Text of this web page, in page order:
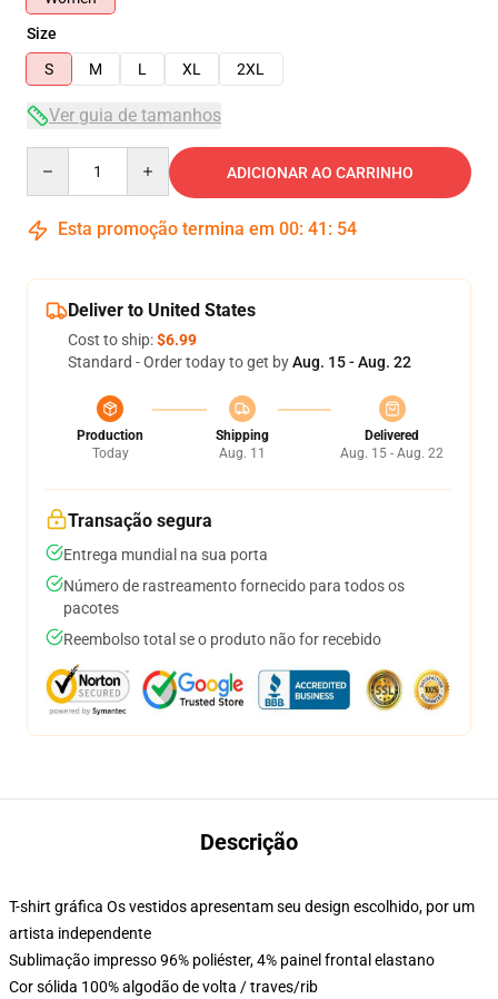
Size
S
M L XL 2XL
Ver guia de tamanhos
ADICIONAR AO CARRINHO
Esta promoção termina em 00: 41 : 54
Deliver to United States
Cost to ship:$6.99
Standard - Order today to get byAug. 15 - Aug. 22
Production
Today
Shipping
Aug. 11
Delivered
Aug. 15 - Aug. 22
Transação segura
Entrega mundial na sua porta
Número de rastreamento fornecido para todos os
pacotes
Reembolso total se o produto não for recebido
Descrição
T-shirt gráfica Os vestidos apresentam seu design escolhido, por um
artista independente
Sublimação impresso 96% poliéster, 4% painel frontal elastano
Cor sólida 100% algodão de volta / traves/rib